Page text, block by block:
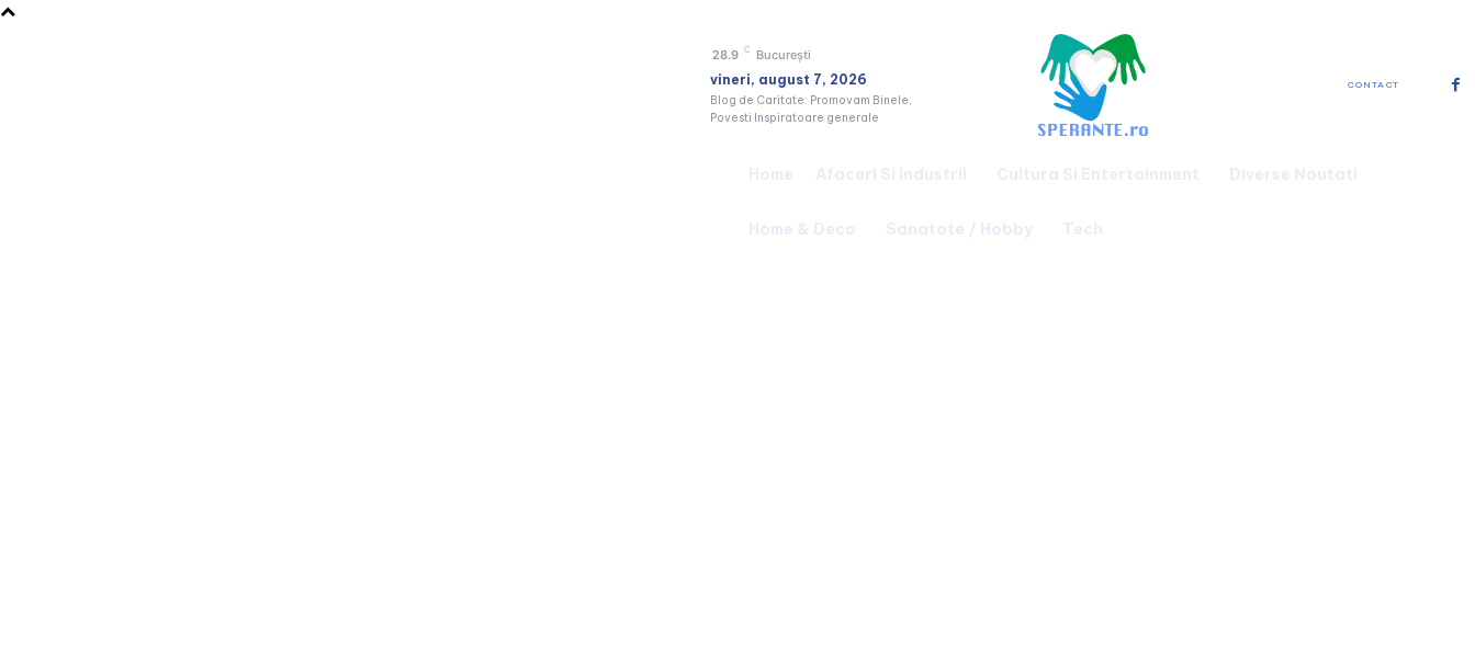
28.9 C București
vineri, august 7, 2026
Blog de Caritate: Promovam Binele,
Povesti Inspiratoare generale
CONTACT